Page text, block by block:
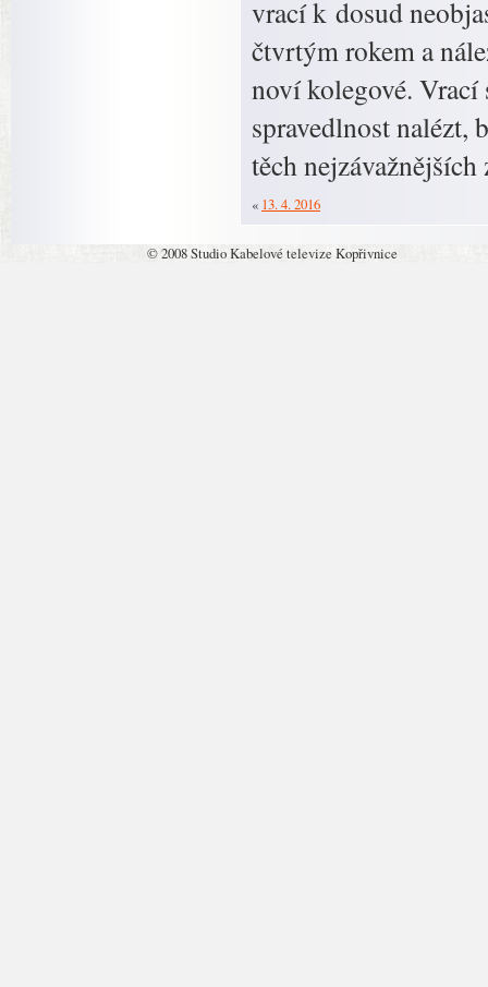
vrací k dosud
čtvrtým rokem a
noví kolegové. Vrací
spravedlnost nalézt,
těch
« 13. 4. 2016
© 2008 Studio Kabelové televize Kopřivnice